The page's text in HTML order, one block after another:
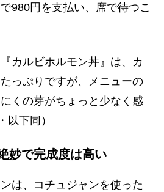
980円を支払い、席で待つこ
カルビホルモン丼』は、カ
っぷりですが、メニューの
くの芽がちょっと少なく感
以下同）
妙で完成度は高い
は、コチュジャンを使った